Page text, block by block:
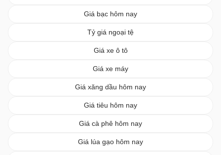
Giá bạc hôm nay
Tỷ giá ngoại tệ
Giá xe ô tô
Giá xe máy
Giá xăng dầu hôm nay
Giá tiêu hôm nay
Giá cà phê hôm nay
Giá lúa gạo hôm nay